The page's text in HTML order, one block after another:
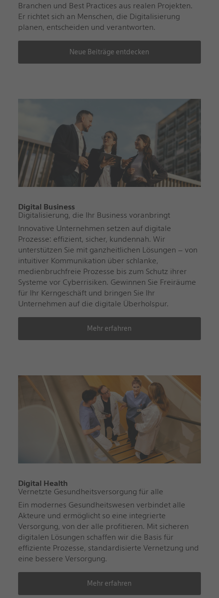
Branchen und Best Practices aus realen Projekten.
Er richtet sich an Menschen, die Digitalisierung
planen, entscheiden und verantworten.
Neue Beiträge entdecken
Digital Business
Digitalisierung, die Ihr Business voranbringt
Innovative Unternehmen setzen auf digitale
Prozesse: effizient, sicher, kundennah. Wir
unterstützen Sie mit ganzheitlichen Lösungen – von
intuitiver Kommunikation über schlanke,
medienbruchfreie Prozesse bis zum Schutz ihrer
Systeme vor Cyberrisiken. Gewinnen Sie Freiräume
für Ihr Kerngeschäft und bringen Sie Ihr
Unternehmen auf die digitale Überholspur.
Mehr erfahren
Digital Health
Vernetzte Gesundheitsversorgung für alle
Ein modernes Gesundheitswesen verbindet alle
Akteure und ermöglicht so eine integrierte
Versorgung, von der alle profitieren. Mit sicheren
digitalen Lösungen schaffen wir die Basis für
effiziente Prozesse, standardisierte Vernetzung und
eine bessere Versorgung.
Mehr erfahren